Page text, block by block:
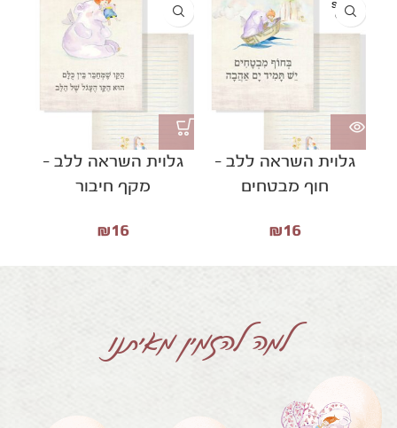
SOLD
OUT
גלוית השראה ללב –
חוף מבטחים
₪16
גלוית השראה ללב –
מקף חיבור
₪16
למה להזמין מאיתנו